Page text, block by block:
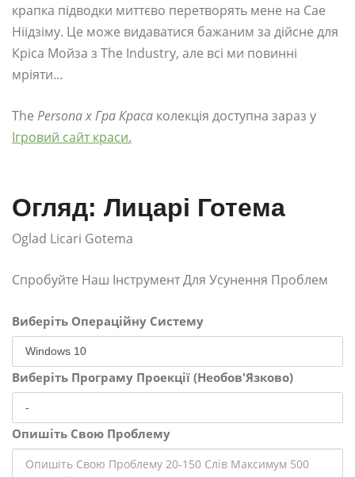
крапка підводки миттєво перетворять мене на Сае
Ніідзіму. Це може видаватися бажаним за дійсне для
Кріса Мойза з The Industry, але всі ми повинні
мріяти…
The Persona x Гра Краса колекція доступна зараз у
Ігровий сайт краси.
Огляд: Лицарі Готема
Oglad Licari Gotema
Спробуйте Наш Інструмент Для Усунення Проблем
Виберіть Операційну Систему
Виберіть Програму Проекції (Необов'Язково)
Опишіть Свою Проблему